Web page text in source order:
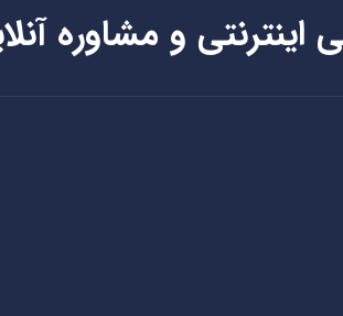
اینترنتی و مشاوره